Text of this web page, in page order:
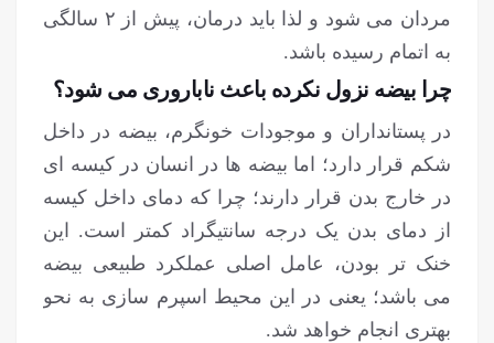
مردان می شود و لذا باید درمان، پیش از ۲ سالگی
به اتمام رسیده باشد.
چرا بیضه نزول نکرده باعث ناباروری می شود؟
در پستانداران و موجودات خونگرم، بیضه در داخل
شکم قرار دارد؛ اما بیضه ها در انسان در کیسه ای
در خارج بدن قرار دارند؛ چرا که دمای داخل کیسه
از دمای بدن یک درجه سانتیگراد کمتر است. این
خنک تر بودن، عامل اصلی عملکرد طبیعی بیضه
می باشد؛ یعنی در این محیط اسپرم سازی به نحو
بهتری انجام خواهد شد.